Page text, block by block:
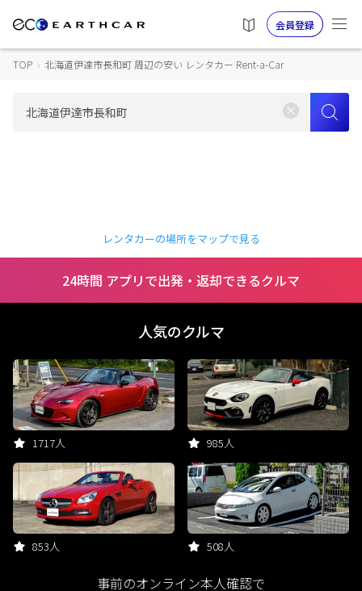
会員登録
TOP › 北海道伊達市長和町 周辺の安い レンタカー Rent-a-Car
レンタカーの場所をマップで見る
24時間 アプリで出発・返却できるクルマ
人気のクルマ
1717人 985人
853人 508人
事前のオンライン本人確認で